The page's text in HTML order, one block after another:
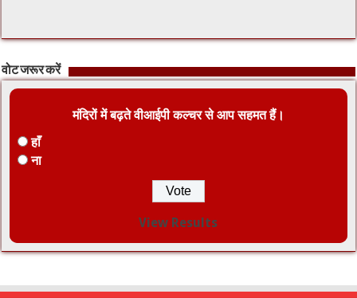
वोट जरूर करें
मंदिरों में बढ़ते वीआईपी कल्चर से आप सहमत हैं।
हाँ
ना
View Results